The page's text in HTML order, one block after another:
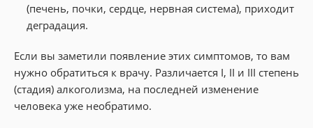
(печень, почки, сердце, нервная система), приходит
деградация.
Если вы заметили появление этих симптомов, то вам
нужно обратиться к врачу. Различается I, II и III степень
(стадия) алкоголизма, на последней изменение
человека уже необратимо.